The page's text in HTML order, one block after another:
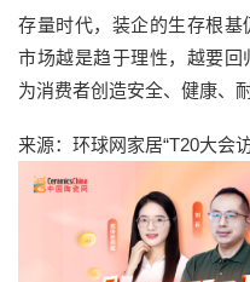
存量时代，装企的生存根基
市场越是趋于理性，越要
为消费者创造安全、健康、
来源：环球网家居“T20大会